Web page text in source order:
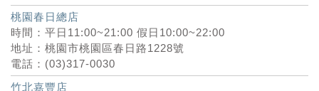
桃園春日總店
時間：平日11:00~21:00 假日10:00~22:00
地址：桃園市桃園區春日路1228號
電話：(03)317-0030
竹北嘉豐店